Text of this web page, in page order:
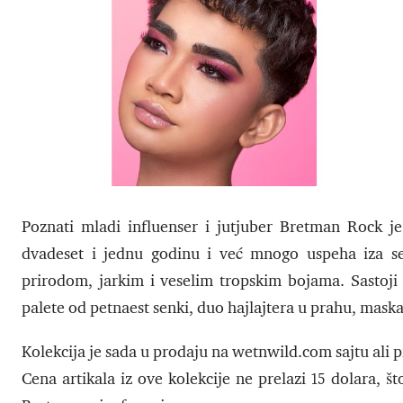
Poznati mladi influenser i jutjuber Bretman Rock
dvadeset i jednu godinu i već mnogo uspeha iza
prirodom, jarkim i veselim tropskim bojama.
palete od petnaest senki, duo hajlajtera u prahu,
Kolekcija je sada u prodaju na wetnwild.com sajtu ali
Cena artikala iz ove kolekcije ne prelazi 15 dolara,